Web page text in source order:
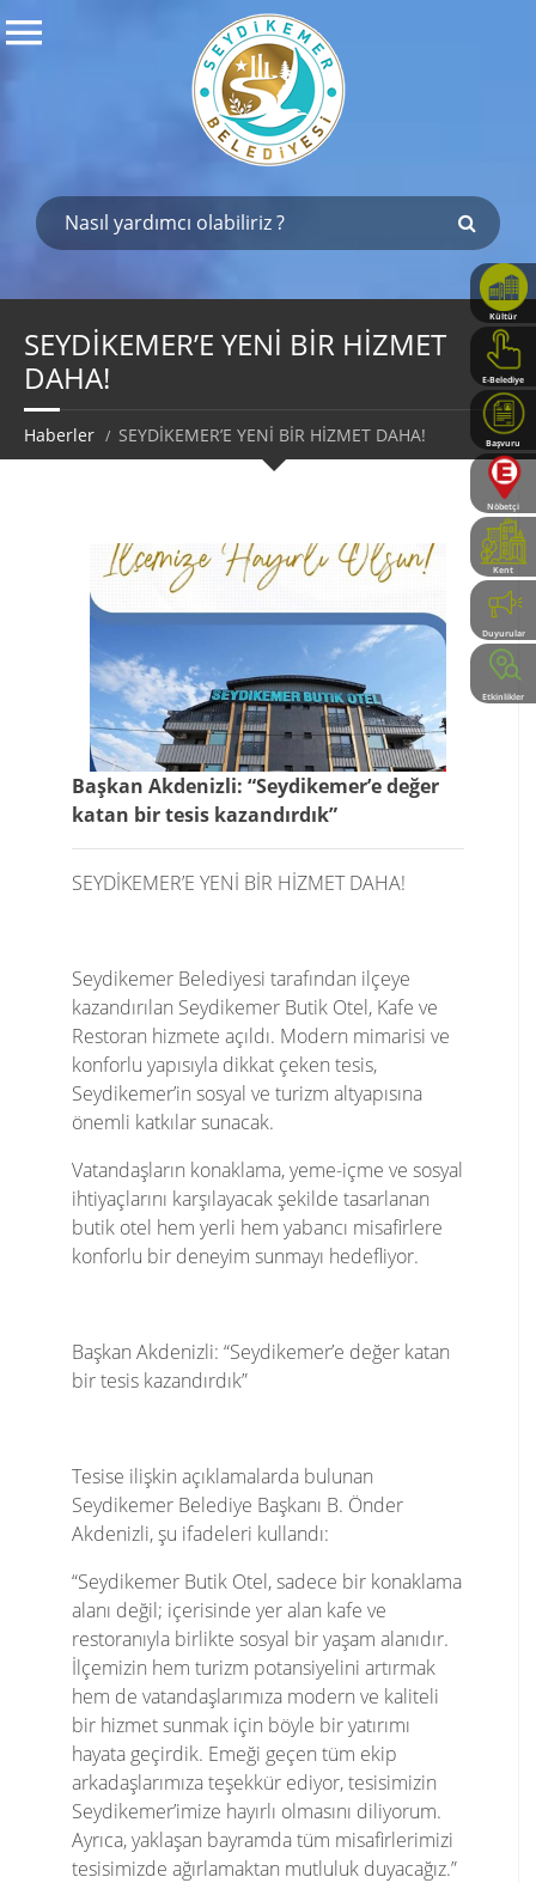
Kültür
Haritası
E-Belediye
Başvuru
Rehberi
Nöbetçi
Eczaneler
Kent
Rehberi
Duyurular
Etkinlikler
SEYDİKEMER’E YENİ BİR HİZMET
DAHA!
Haberler SEYDİKEMER’E YENİ BİR HİZMET DAHA!
Başkan Akdenizli: “Seydikemer’e değer
katan bir tesis kazandırdık”
SEYDİKEMER’E YENİ BİR HİZMET DAHA!
Seydikemer Belediyesi tarafından ilçeye
kazandırılan Seydikemer Butik Otel, Kafe ve
Restoran hizmete açıldı. Modern mimarisi ve
konforlu yapısıyla dikkat çeken tesis,
Seydikemer’in sosyal ve turizm altyapısına
önemli katkılar sunacak.
Vatandaşların konaklama, yeme-içme ve sosyal
ihtiyaçlarını karşılayacak şekilde tasarlanan
butik otel hem yerli hem yabancı misafirlere
konforlu bir deneyim sunmayı hedefliyor.
Başkan Akdenizli: “Seydikemer’e değer katan
bir tesis kazandırdık”
Tesise ilişkin açıklamalarda bulunan
Seydikemer Belediye Başkanı B. Önder
Akdenizli, şu ifadeleri kullandı:
“Seydikemer Butik Otel, sadece bir konaklama
alanı değil; içerisinde yer alan kafe ve
restoranıyla birlikte sosyal bir yaşam alanıdır.
İlçemizin hem turizm potansiyelini artırmak
hem de vatandaşlarımıza modern ve kaliteli
bir hizmet sunmak için böyle bir yatırımı
hayata geçirdik. Emeği geçen tüm ekip
arkadaşlarımıza teşekkür ediyor, tesisimizin
Seydikemer’imize hayırlı olmasını diliyorum.
Ayrıca, yaklaşan bayramda tüm misafirlerimizi
tesisimizde ağırlamaktan mutluluk duyacağız.”